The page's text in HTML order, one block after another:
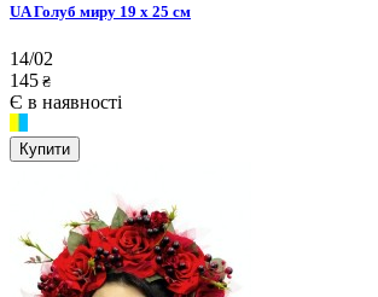
UA Голуб миру 19 х 25 см
14/02
145 ₴
Є в наявності
Купити